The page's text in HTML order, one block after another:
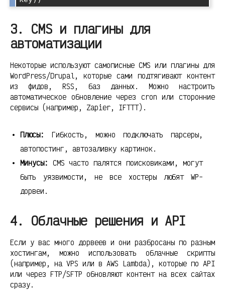
3. CMS и плагины для
автоматизации
Некоторые используют самописные CMS или плагины для
WordPress/Drupal, которые сами подтягивают контент
из фидов, RSS, баз данных. Можно настроить
автоматическое обновление через cron или сторонние
сервисы (например, Zapier, IFTTT).
Плюсы:
Гибкость, можно подключать парсеры,
автопостинг, автозаливку картинок.
Минусы: CMS часто палятся поисковиками, могут
быть уязвимости, не все хостеры любят WP-
дорвеи.
4. Облачные решения и API
Если у вас много дорвеев и они разбросаны по разным
хостингам, можно использовать облачные скрипты
(например, на VPS или в AWS Lambda), которые по API
или через FTP/SFTP обновляют контент на всех сайтах
сразу.